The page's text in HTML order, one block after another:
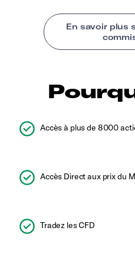
Accès à plus de 8000
Accès Direct aux prix du
Tradez les CFD